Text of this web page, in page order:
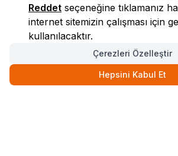
Reddet seçeneğine tıklamanız
internet sitemizin çalışması için
kullanılacaktır.
Çerezleri Özelleştir
Hepsini Kabul Et